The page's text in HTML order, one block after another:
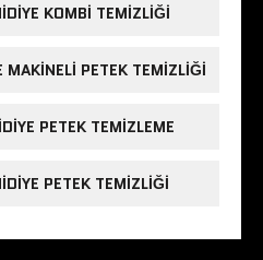
KOMBI TEMIZLIĞI
MAKINELI PETEK TEMIZLIĞI
PETEK TEMIZLEME
PETEK TEMIZLIĞI